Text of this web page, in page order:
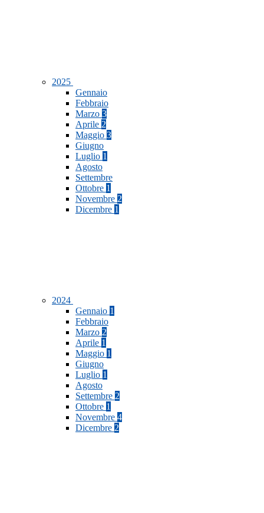
2025
Gennaio
Febbraio
Marzo 3
Aprile 2
Maggio 3
Giugno
Luglio 1
Agosto
Settembre
Ottobre 1
Novembre 2
Dicembre 1
2024
Gennaio 1
Febbraio
Marzo 2
Aprile 1
Maggio 1
Giugno
Luglio 1
Agosto
Settembre 2
Ottobre 1
Novembre 4
Dicembre 2